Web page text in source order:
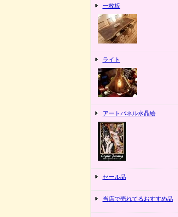
一枚板
ライト
アートパネル水晶絵
セール品
当店で売れてるおすすめ品